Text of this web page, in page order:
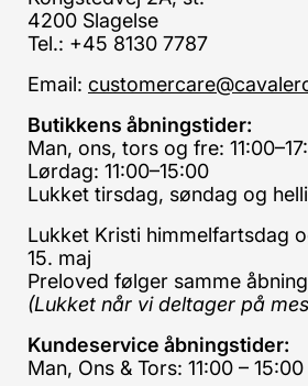
4200 Slagelse
Tel.: +45 8130 7787
Email:
Butikkens åbningstider:
Man, ons, tors og fre:
Lørdag: 11:00–15:00
Lukket tirsdag, søndag og
Lukket Kristi himmelfartsdag
15. maj
Preloved følger samme
(Lukket når vi deltager på
Kundeservice åbningstider:
Man, Ons & Tors: 11:00 – 15:00